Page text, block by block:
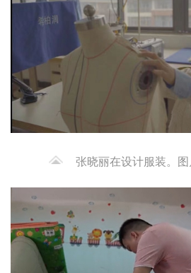
张晓丽在设计服装。